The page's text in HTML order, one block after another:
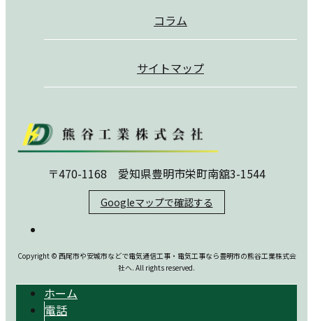
コラム
サイトマップ
〒470-1168 愛知県豊明市栄町南舘3-1544
Googleマップで確認する
Copyright © 西尾市や安城市などで電気通信工事・電気工事なら豊明市の熊谷工業株式会
社へ. All rights reserved.
ホーム
電話